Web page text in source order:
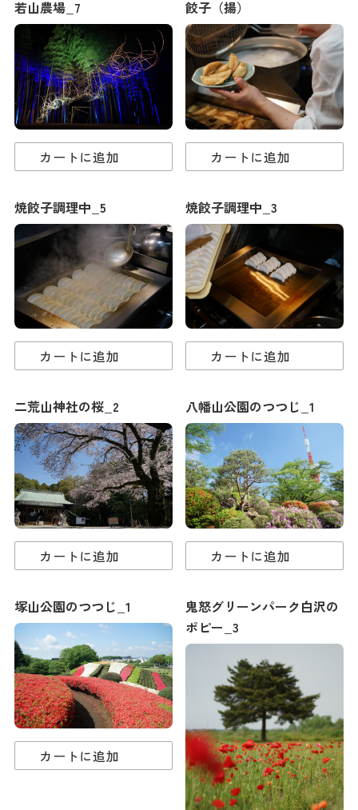
若山農場_7
カートに追加
餃子（揚）
カートに追加
焼餃子調理中_5
カートに追加
焼餃子調理中_3
カートに追加
二荒山神社の桜_2
カートに追加
八幡山公園のつつじ_1
カートに追加
塚山公園のつつじ_1
カートに追加
鬼怒グリーンパーク白沢の
ポピー_3